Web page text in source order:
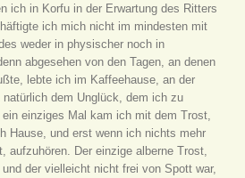
ich in Korfu in der Erwartung des Ritters
ich mich nicht im mindesten mit
weder in physischer noch in
abgesehen von den Tagen, an denen
lebte ich im Kaffeehause, an der
natürlich dem Unglück, dem ich zu
einziges Mal kam ich mit dem Trost,
Hause, und erst wenn ich nichts mehr
aufzuhören. Der einzige alberne Trost,
der vielleicht nicht frei von Spott war,